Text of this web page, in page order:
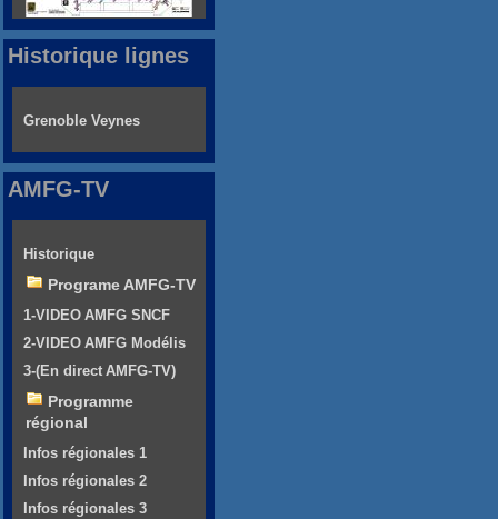
Historique lignes
Grenoble Veynes
AMFG-TV
Historique
Programe AMFG-TV
1-VIDEO AMFG SNCF
2-VIDEO AMFG Modélis
3-(En direct AMFG-TV)
Programme
régional
Infos régionales 1
Infos régionales 2
Infos régionales 3